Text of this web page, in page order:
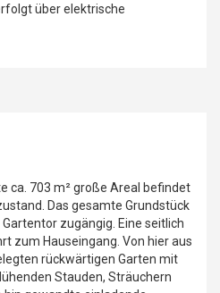
über elektrische
ca. 703 m² große Areal befindet
Das gesamte Grundstück
zugängig. Eine seitlich
zum Hauseingang. Von hier aus
rückwärtigen Garten mit
Stauden, Sträuchern